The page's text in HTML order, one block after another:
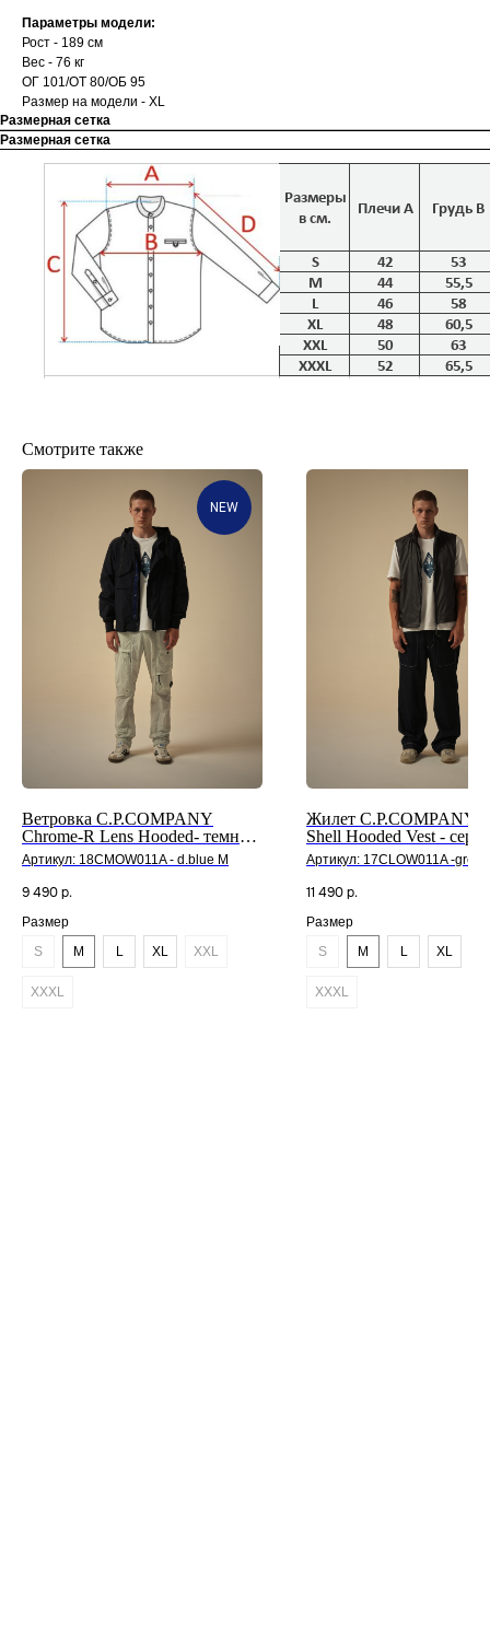
Параметры модели:
Рост - 189 см
Вес - 76 кг
ОГ 101/ОТ 80/ОБ 95
Размер на модели - XL
Размерная сетка
Размерная сетка
Смотрите также
NEW
Ветровка C.P.COMPANY
Chrome-R Lens Hooded- темно-
синий
Артикул: 18CMOW011A - d.blue M
9 490р.
Размер
S
M L XL XXL
XXXL
Жилет C.P.COMPANY
Shell Hooded Vest -
Артикул: 17CLOW011A -grey
11 490р.
Размер
S
M L XL
XXXL